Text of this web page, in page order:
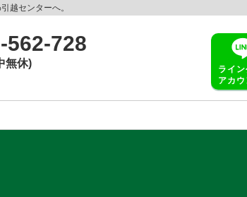
越センターへ。
562-728
無休)
ライ
アカ